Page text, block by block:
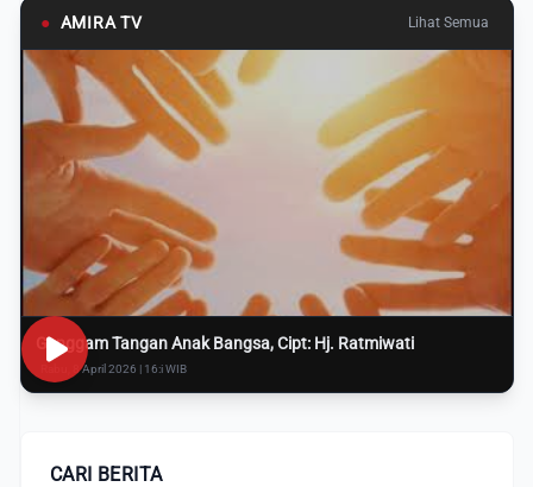
● AMIRA TV Lihat Semua
Genggam Tangan Anak Bangsa, Cipt: Hj. Ratmiwati
Rabu, 8 April 2026 | 16:i WIB
CARI BERITA